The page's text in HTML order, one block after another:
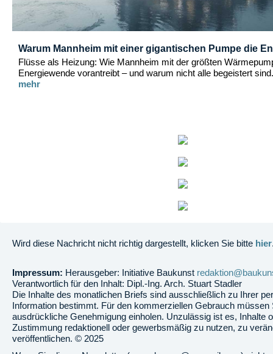
Warum Mannheim mit einer gigantischen Pumpe die
Flüsse als Heizung: Wie Mannheim mit der größten
Energiewende vorantreibt – und warum nicht alle begeistert sind.
mehr
Wird diese Nachricht nicht richtig dargestellt, klicken Sie bitte hier
Impressum: Herausgeber: Initiative Baukunst
Verantwortlich für den Inhalt: Dipl.-Ing. Arch. Stuart Stadler
Die Inhalte des monatlichen Briefs sind ausschließlich zu Ihrer
Information bestimmt. Für den kommerziellen Gebrauch müssen
ausdrückliche Genehmigung einholen. Unzulässig ist es, Inhalte
Zustimmung redaktionell oder gewerbsmäßig zu nutzen, zu
veröffentlichen. © 2025